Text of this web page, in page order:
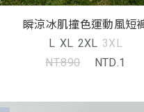
瞬涼冰肌撞色運動風短
L XL 2XL 3XL
NT.890
NTD.1